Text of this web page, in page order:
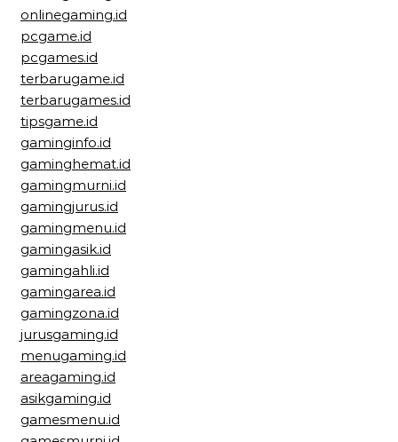
onlinegaming.id
pcgame.id
pcgames.id
terbarugame.id
terbarugames.id
tipsgame.id
gaminginfo.id
gaminghemat.id
gamingmurni.id
gamingjurus.id
gamingmenu.id
gamingasik.id
gamingahli.id
gamingarea.id
gamingzona.id
jurusgaming.id
menugaming.id
areagaming.id
asikgaming.id
gamesmenu.id